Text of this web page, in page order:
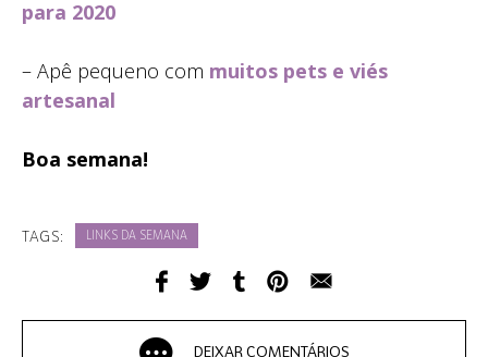
para 2020
– Apê pequeno com muitos pets e viés
artesanal
Boa semana!
TAGS: LINKS DA SEMANA
DEIXAR COMENTÁRIOS